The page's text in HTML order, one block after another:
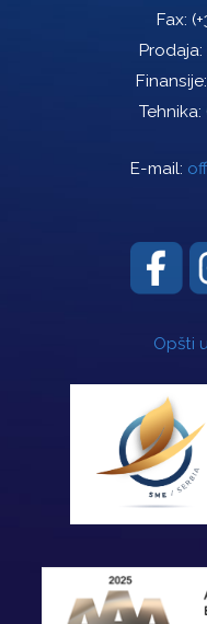
Fax:
Prodaja:
Finansije:
Tehnika:
E-mail:
Opšti